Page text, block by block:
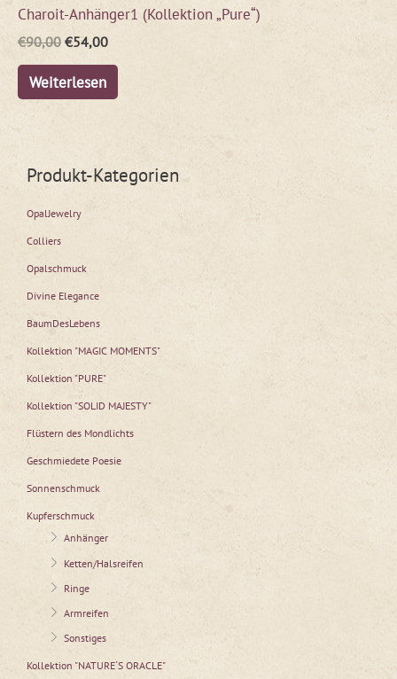
Charoit-Anhänger1 (Kollektion „Pure“)
€90,00 €54,00
Weiterlesen
Produkt-Kategorien
OpalJewelry
Colliers
Opalschmuck
Divine Elegance
BaumDesLebens
Kollektion "MAGIC MOMENTS"
Kollektion "PURE"
Kollektion "SOLID MAJESTY"
Flüstern des Mondlichts
Geschmiedete Poesie
Sonnenschmuck
Kupferschmuck
Anhänger
Ketten/Halsreifen
Ringe
Armreifen
Sonstiges
Kollektion "NATURE´S ORACLE"